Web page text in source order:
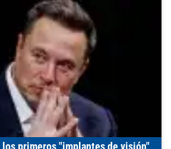
los primeros "implantes de visión"